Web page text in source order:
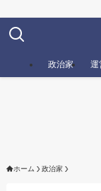
政治家 運
ホーム 政治家